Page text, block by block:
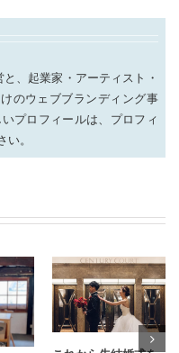
、起業家・アーティスト・
のウェブブランディング事
プロフィールは、プロフィ
い。